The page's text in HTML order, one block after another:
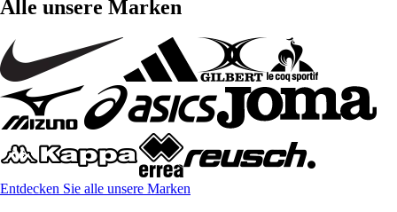
Alle unsere Marken
Entdecken Sie alle unsere Marken